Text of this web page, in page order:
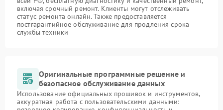
включая срочный ремонт. Клиенты могут отслеживать
статус ремонта онлайн. Также предоставляется
постгарантийное обслуживание для продления срока
службы техники
Оригинальные программные решение и
безопасное обслуживание данных
Использование официальных прошивок и инструментов,
аккуратная работа с пользовательскими данными: